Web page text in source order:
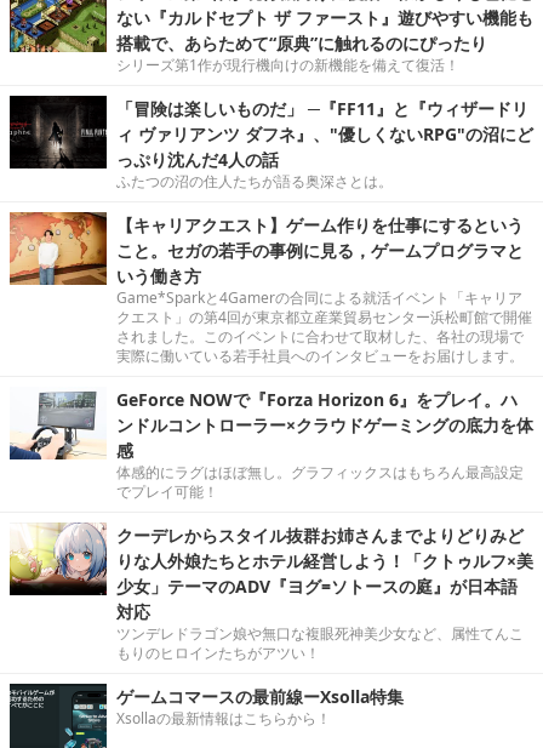
ない『カルドセプト ザ ファースト』遊びやすい機能も
搭載で、あらためて“原典”に触れるのにぴったり
シリーズ第1作が現行機向けの新機能を備えて復活！
「冒険は楽しいものだ」 ─『FF11』と『ウィザードリ
ィ ヴァリアンツ ダフネ』、"優しくないRPG"の沼にど
っぷり沈んだ4人の話
ふたつの沼の住人たちが語る奥深さとは。
【キャリアクエスト】ゲーム作りを仕事にするという
こと。セガの若手の事例に見る，ゲームプログラマと
いう働き方
Game*Sparkと4Gamerの合同による就活イベント「キャリア
クエスト」の第4回が東京都立産業貿易センター浜松町館で開催
されました。このイベントに合わせて取材した、各社の現場で
実際に働いている若手社員へのインタビューをお届けします。
GeForce NOWで『Forza Horizon 6』をプレイ。ハ
ンドルコントローラー×クラウドゲーミングの底力を体
感
体感的にラグはほぼ無し。グラフィックスはもちろん最高設定
でプレイ可能！
クーデレからスタイル抜群お姉さんまでよりどりみど
りな人外娘たちとホテル経営しよう！「クトゥルフ×美
少女」テーマのADV『ヨグ=ソトースの庭』が日本語
対応
ツンデレドラゴン娘や無口な複眼死神美少女など、属性てんこ
もりのヒロインたちがアツい！
ゲームコマースの最前線ーXsolla特集
Xsollaの最新情報はこちらから！